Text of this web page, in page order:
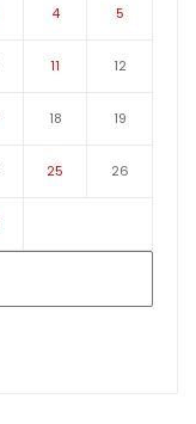
4 5
11 12
18 19
25 26